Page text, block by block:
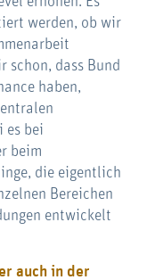
werden, ob wir
schon, dass Bund
haben,
es bei
beim
die eigentlich
Bereichen
entwickelt
auch in der